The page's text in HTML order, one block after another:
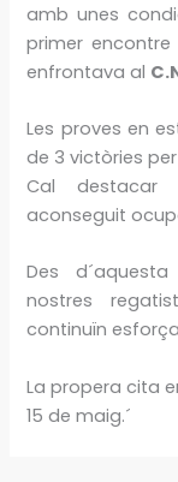
amb unes
primer
enfrontava al
Les proves en
de 3 victòries
Cal destacar
aconseguit
Des
nostres
continuïn
La propera cita
15 de maig.´